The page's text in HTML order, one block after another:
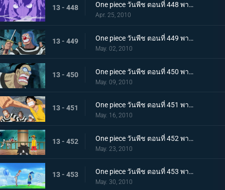
13 - 448 One piece วันพีช ตอนที่ 448 พากย์ไทย หยุดมาเจลแลนไว้! คุณอีวาเผยไม้ตายก้นหีบ!
Apr. 25, 2010
13 - 449 One piece วันพีช ตอนที่ 449 พากย์ไทย อุบายของมาเจลแลน! แผนป้องกันการแหกคุก!
May. 02, 2010
13 - 450 One piece วันพีช ตอนที่ 450 พากย์ไทย ทีมแหกคุกจนมุม! การขัดขวางของปีศาจพิษร้าย!
May. 09, 2010
13 - 451 One piece วันพีช ตอนที่ 451 พากย์ไทย ปาฏิหาริย์ครั้งสุดท้าย! บุกทะลวงประตูแห่งความยุติธรรม!
May. 16, 2010
13 - 452 One piece วันพีช ตอนที่ 452 พากย์ไทย เป้าหมายคือศูนย์ใหญ่กองทัพเรือ! เตรียมออกเรือไปช่วยเอส!
May. 23, 2010
13 - 453 One piece วันพีช ตอนที่ 453 พากย์ไทย พรรคพวกอยู่ไหนกันบ้าง รายงานจากเกาะเวเธอเรียและสัตว์ไซบอร์ก
May. 30, 2010